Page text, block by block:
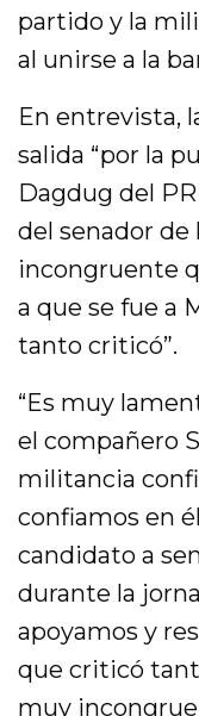
partido y la
al unirse a la
En entrevista,
salida “por la
Dagdug del
del senador
incongruente
a que se fue a
tanto criticó”.
“Es muy
el compañero
militancia
confiamos en
candidato a
durante la
apoyamos y
que criticó
muy